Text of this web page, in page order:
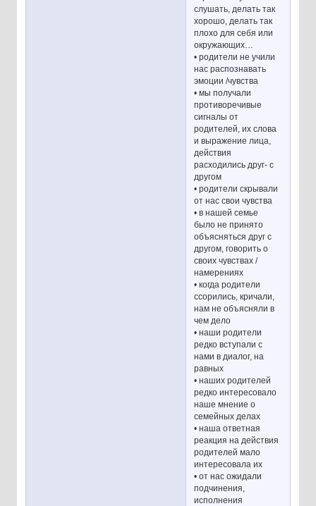
слушать, делать так
хорошо, делать так
плохо для себя или
окружающих…
• родители не учили
нас распознавать
эмоции /чувства
• мы получали
противоречивые
сигналы от
родителей, их слова
и выражение лица,
действия
расходились друг- с
другом
• родители скрывали
от нас свои чувства
• в нашей семье
было не принято
объясняться друг с
другом, говорить о
своих чувствах /
намерениях
• когда родители
ссорились, кричали,
нам не объясняли в
чем дело
• наши родители
редко вступали с
нами в диалог, на
равных
• наших родителей
редко интересовало
наше мнение о
семейных делах
• наша ответная
реакция на действия
родителей мало
интересовала их
• от нас ожидали
подчинения,
исполнения